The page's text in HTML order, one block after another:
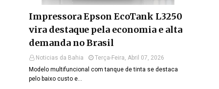
Impressora Epson EcoTank L3250
vira destaque pela economia e alta
demanda no Brasil
Noticias da Bahia
Terça-Feira, Abril 07, 2026
Modelo multifuncional com tanque de tinta se destaca
pelo baixo custo e…